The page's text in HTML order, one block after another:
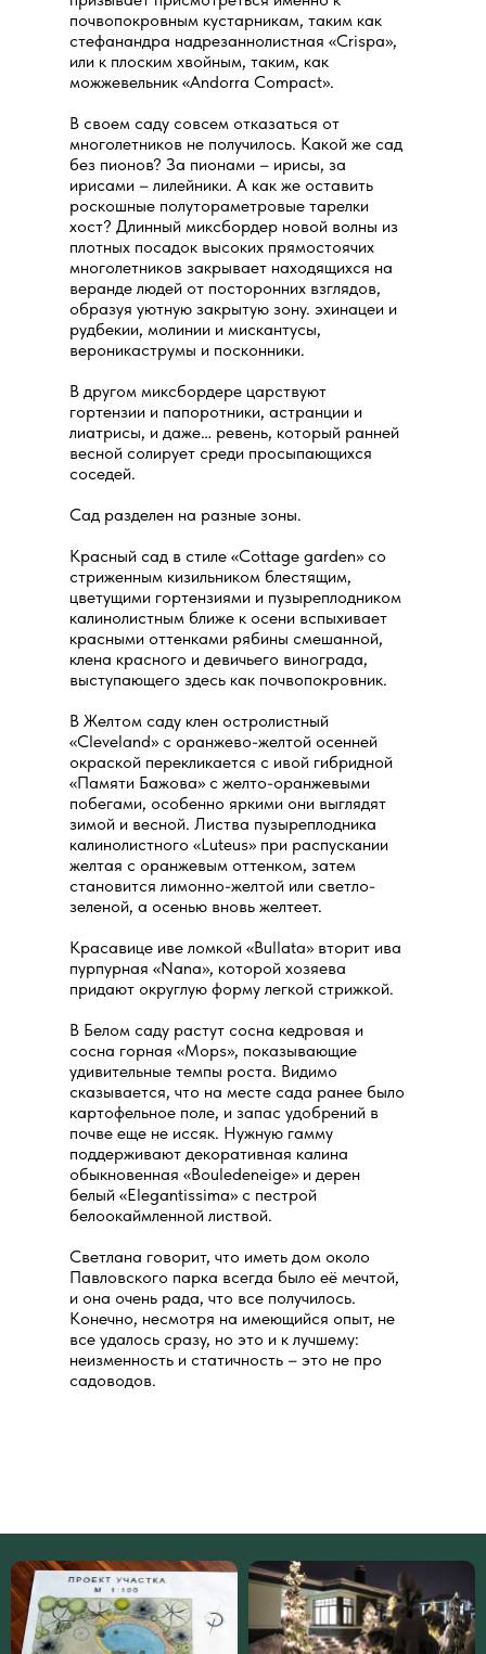
почвопокровным кустарникам, таким как
стефанандра надрезаннолистная «Crispa»,
или к плоским хвойным, таким, как
можжевельник «Andorra Compact».
В своем саду совсем отказаться от
многолетников не получилось. Какой же сад
без пионов? За пионами – ирисы, за
ирисами – лилейники. А как же оставить
роскошные полутораметровые тарелки
хост? Длинный миксбордер новой волны из
плотных посадок высоких прямостоячих
многолетников закрывает находящихся на
веранде людей от посторонних взглядов,
образуя уютную закрытую зону. эхинацеи и
рудбекии, молинии и мискантусы,
вероникаструмы и посконники.
В другом миксбордере царствуют
гортензии и папоротники, астранции и
лиатрисы, и даже… ревень, который ранней
весной солирует среди просыпающихся
соседей.
Сад разделен на разные зоны.
Красный сад в стиле «Cottage garden» со
стриженным кизильником блестящим,
цветущими гортензиями и пузыреплодником
калинолистным ближе к осени вспыхивает
красными оттенками рябины смешанной,
клена красного и девичьего винограда,
выступающего здесь как почвопокровник.
В Желтом саду клен остролистный
«Cleveland» с оранжево-желтой осенней
окраской перекликается с ивой гибридной
«Памяти Бажова» с желто-оранжевыми
побегами, особенно яркими они выглядят
зимой и весной. Листва пузыреплодника
калинолистного «Luteus» при распускании
желтая с оранжевым оттенком, затем
становится лимонно-желтой или светло-
зеленой, а осенью вновь желтеет.
Красавице иве ломкой «Bullata» вторит ива
пурпурная «Nana», которой хозяева
придают округлую форму легкой стрижкой.
В Белом саду растут сосна кедровая и
сосна горная «Mops», показывающие
удивительные темпы роста. Видимо
сказывается, что на месте сада ранее было
картофельное поле, и запас удобрений в
почве еще не иссяк. Нужную гамму
поддерживают декоративная калина
обыкновенная «Bouledeneige» и дерен
белый «Elegantissima» с пестрой
белоокаймленной листвой.
Светлана говорит, что иметь дом около
Павловского парка всегда было её мечтой,
и она очень рада, что все получилось.
Конечно, несмотря на имеющийся опыт, не
все удалось сразу, но это и к лучшему:
неизменность и статичность – это не про
садоводов.